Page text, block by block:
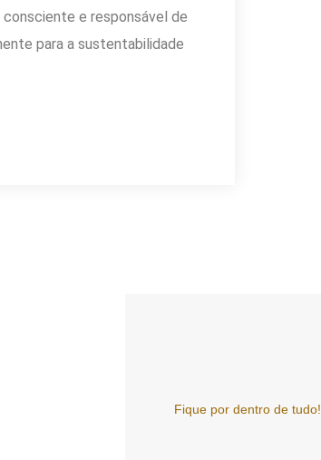
e responsável de
para a sustentabilidade
Fique por dentro de tudo!